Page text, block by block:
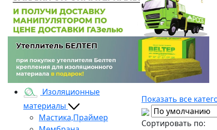
Изоляционные
материалы
Мастика,Праймер
Показать все
Сортировать по: